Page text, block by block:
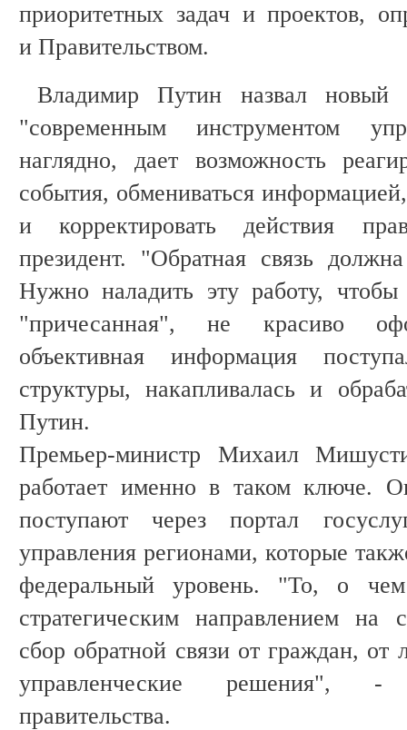
приоритетных задач и проектов,
и Правительством.
Владимир Путин назвал новый
"современным инструментом
наглядно, дает возможность
события, обмениваться
и корректировать действия
президент. "Обратная связь
Нужно наладить эту работу,
"причесанная", не красиво
объективная информация
структуры, накапливалась и
Путин.
Премьер-министр Михаил
работает именно в таком ключе.
поступают через портал
управления регионами, которые
федеральный уровень. "То, о
стратегическим направлением на
сбор обратной связи от граждан,
управленческие решения", -
правительства.